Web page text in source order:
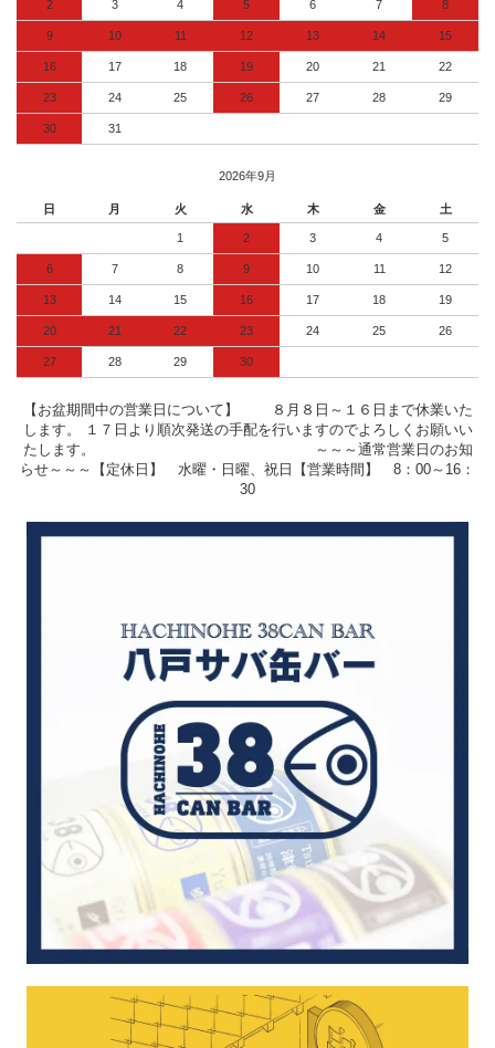
2 3 4 5 6 7 8
9 10 11 12 13 14 15
16 17 18 19 20 21 22
23 24 25 26 27 28 29
30 31
2026年9月
日 月 火 水 木 金 土
1 2 3 4 5
6 7 8 9 10 11 12
13 14 15 16 17 18 19
20 21 22 23 24 25 26
27 28 29 30
【お盆期間中の営業日について】 ８月８日～１６日まで休業いた
します。 １７日より順次発送の手配を行いますのでよろしくお願いい
たします。 ～～～通常営業日のお知
らせ～～～【定休日】 水曜・日曜、祝日【営業時間】 8：00～16：
30